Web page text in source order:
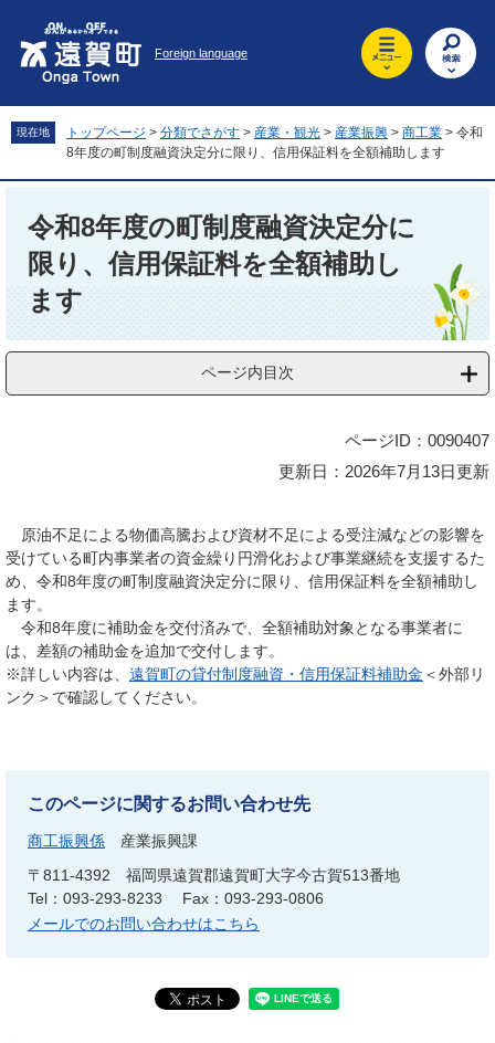
先
頭
を
飛
Foreign language
現在地 トップページ > 分類でさがす > 産業・観光 > 産業振興 > 商工業 > 令和
8年度の町制度融資決定分に限り、信用保証料を全額補助します
令和8年度の町制度融資決定分に
限り、信用保証料を全額補助し
ます
ページ内目次
ページID：0090407
更新日：2026年7月13日更新
原油不足による物価高騰および資材不足による受注減などの影響を
受けている町内事業者の資金繰り円滑化および事業継続を支援するた
め、令和8年度の町制度融資決定分に限り、信用保証料を全額補助し
ます。
令和8年度に補助金を交付済みで、全額補助対象となる事業者に
は、差額の補助金を追加で交付します。
※詳しい内容は、 遠賀町の貸付制度融資・信用保証料補助金 ＜外部リ
ンク＞で確認してください。​
このページに関するお問い合わせ先
商工振興係
産業振興課
〒811-4392
福岡県遠賀郡遠賀町大字今古賀513番地
Tel：093-293-8233
Fax：093-293-0806
メールでのお問い合わせはこちら